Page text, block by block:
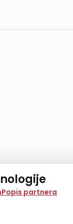
i slične
prikazujemo
prihvaćate samo
Popis partnera